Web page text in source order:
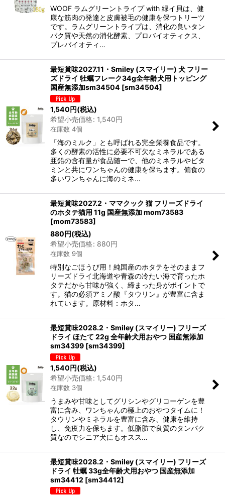
WOOF ラムグリーントライプ with 緑イ貝は、健
康な筋肉の発達と皮膚被毛の健康を保つトリーツ
です。ラムグリーントライプは、消化の良いタン
パク質や天然の消化酵素、プロバイオティクス、
プレバイオティ…
最短賞味2027.11・Smiley (スマイリー) 犬 フリー
ズドライ 牡蠣フレーク34g全年齢犬用トッピング
国産無添加sm34504 [sm34504]
1,540円(税込)
希望小売価格: 1,540円
在庫数 4個
「海のミルク」とも呼ばれる完全栄養食品です。
多くの酵素の活性に必要不可欠なミネラルである
亜鉛の含有量が食品随一で、他のミネラルやビタ
ミンと共にワンちゃんの健康を保ちます。偏食の
多いワンちゃんに海のミネ…
最短賞味2027.2・ママクック 猫 フリーズドライ
のホタテ猫用 11g 国産無添加 mom73583
[mom73583]
880円(税込)
希望小売価格: 880円
在庫数 9個
特別なごほうび用！純国産のホタテをそのままフ
リーズドライ北海道や青森の冷たい海で育ったホ
タテだから甘味が強く、締まった身がポイントで
す。猫の必須アミノ酸『タウリン』が豊富に含ま
れています。原材料：ホタ…
最短賞味2028.2・Smiley (スマイリー) フリーズ
ドライ ほたて 22g 全年齢犬用おやつ 国産無添加
sm34399 [sm34399]
1,540円(税込)
希望小売価格: 1,540円
在庫数 3個
うまみや甘味としてグリシンやグリコーゲンを豊
富に含み、ワンちゃんの極上のおやつタイムに！
タウリンやミネラルを豊富に含み、健康を維持
し、免疫力を保ちます。低脂肪で良質のタンパク
質なのでシニア犬にもオスス…
最短賞味2028.2・Smiley (スマイリー) フリーズ
ドライ 牡蠣 33g全年齢犬用おやつ 国産無添加
sm34412 [sm34412]